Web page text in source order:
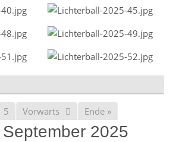
5 Vorwärts Ende »
2025